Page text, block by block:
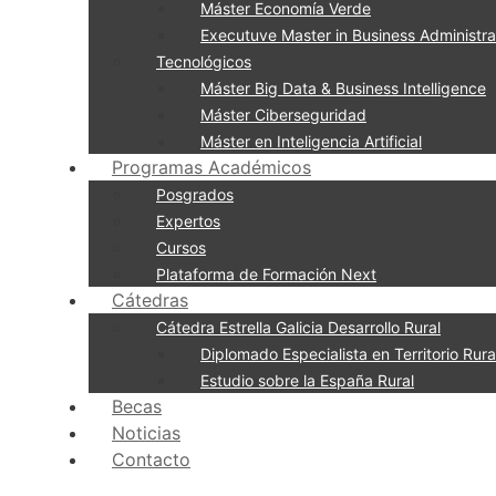
Máster Economía Verde
Executuve Master in Business
Tecnológicos
Máster Big Data & Business Intelligence
Máster Ciberseguridad
Máster en Inteligencia Artificial
Programas Académicos
Posgrados
Expertos
Cursos
Plataforma de Formación Next
Cátedras
Cátedra Estrella Galicia Desarrollo Rural
Diplomado Especialista en Territorio
Estudio sobre la España Rural
Becas
Noticias
Contacto